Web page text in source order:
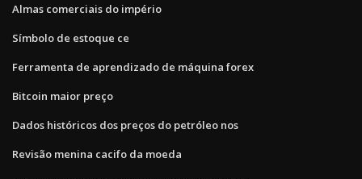
Almas comerciais do império
Símbolo de estoque ce
Ferramenta de aprendizado de máquina forex
Bitcoin maior preço
Dados históricos dos preços do petróleo nos
Revisão menina cacifo da moeda